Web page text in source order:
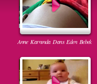
Anne Karnında Dans Eden Bebek